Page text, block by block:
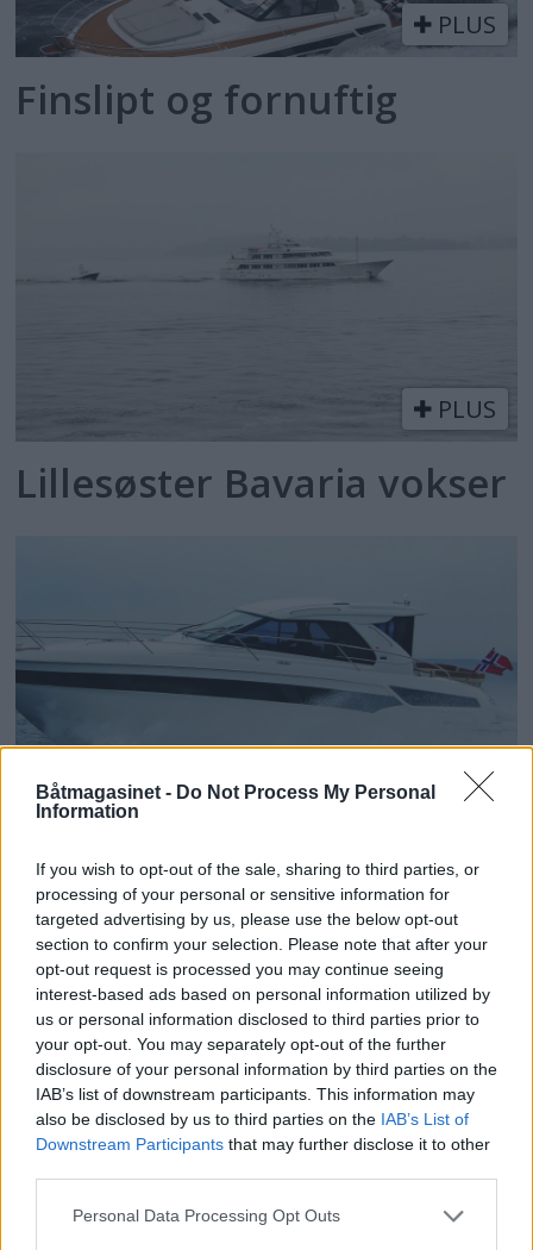
Båtmagasinet - Do Not Process My Personal
Information
If you wish to opt-out of the sale, sharing to third parties, or
processing of your personal or sensitive information for
targeted advertising by us, please use the below opt-out
section to confirm your selection. Please note that after your
opt-out request is processed you may continue seeing
interest-based ads based on personal information utilized by
us or personal information disclosed to third parties prior to
your opt-out. You may separately opt-out of the further
disclosure of your personal information by third parties on the
IAB’s list of downstream participants. This information may
also be disclosed by us to third parties on the IAB’s List of
Downstream Participants that may further disclose it to other
Personal Data Processing Opt Outs
PLUS
Finslipt og fornuftig
PLUS
Lillesøster Bavaria vokser
PLUS
Bavaria meg vel for et
gjenbruk!
PLUS